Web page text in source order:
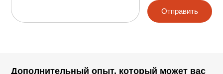
Отправить
Дополнительный опыт, который может вас